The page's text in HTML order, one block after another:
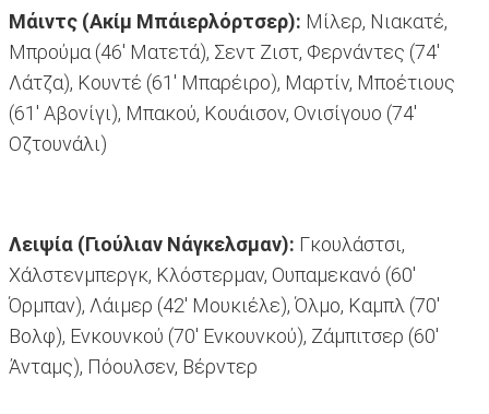
Μάιντς (Ακίμ Μπάιερλόρτσερ): Μίλερ, Νιακατέ,
Μπρούμα (46' Ματετά), Σεντ Ζιστ, Φερνάντες (74'
Λάτζα), Κουντέ (61' Μπαρέιρο), Μαρτίν, Μποέτιους
(61' Αβονίγι), Μπακού, Κουάισον, Ονισίγουο (74'
Οζτουνάλι)
Λειψία (Γιούλιαν Νάγκελσμαν): Γκουλάστσι,
Χάλστενμπεργκ, Κλόστερμαν, Ουπαμεκανό (60'
Όρμπαν), Λάιμερ (42' Μουκιέλε), Όλμο, Καμπλ (70'
Βολφ), Ενκουνκού (70' Ενκουνκού), Ζάμπιτσερ (60'
Άνταμς), Πόουλσεν, Βέρντερ